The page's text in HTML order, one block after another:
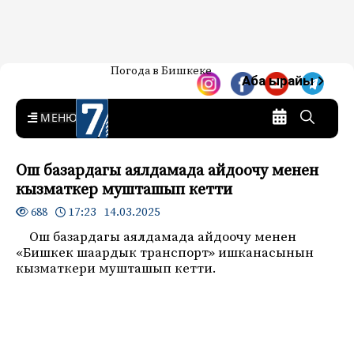
7-канал. Жаңылыктар —
Кыргызстан
Жаңылыктар — Кыргызстан
Погода в Бишкеке
Аба ырайы
MENU
Ош базардагы аялдамада айдоочу менен
кызматкер мушташып кетти
688 17:23 14.03.2025
Ош базардагы аялдамада айдоочу менен
«Бишкек шаардык транспорт» ишканасынын
кызматкери мушташып кетти.